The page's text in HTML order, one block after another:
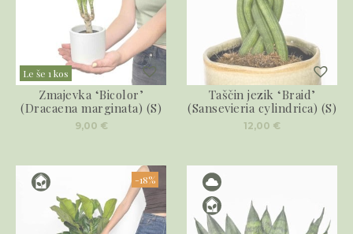
Le še 1 kos
Zmajevka ‘Bicolor’
(Dracaena marginata) (S)
9,00 €
Taščin jezik ‘Braid’
(Sansevieria cylindrica) (S)
12,00 €
-18%